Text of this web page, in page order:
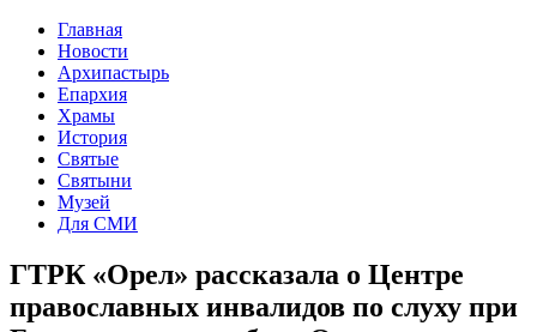
Главная
Новости
Архипастырь
Епархия
Храмы
История
Святые
Святыни
Музей
Для СМИ
ГТРК «Орел» рассказала о Центре
православных инвалидов по слуху при